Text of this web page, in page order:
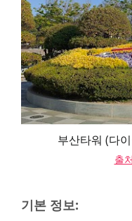
부산타워 (다
출
기본 정보: